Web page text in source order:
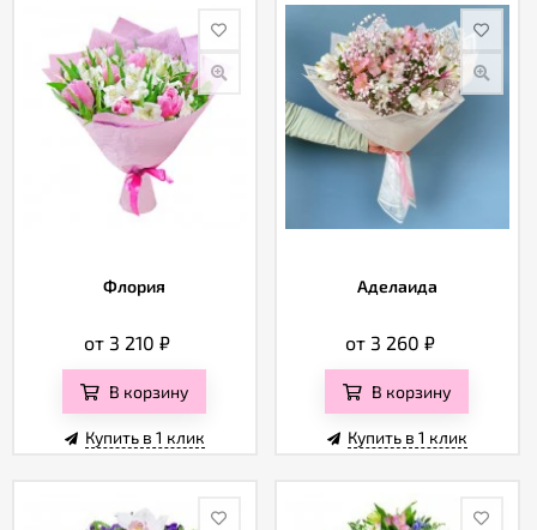
Флория
от 3 210₽
В корзину
Купить в 1 клик
Аделаида
от 3 260 ₽
В корзину
Купить в 1 клик